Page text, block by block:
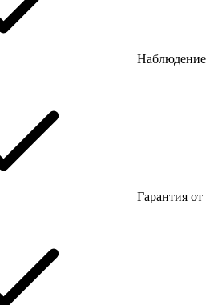
Наблюдение
Гарантия от